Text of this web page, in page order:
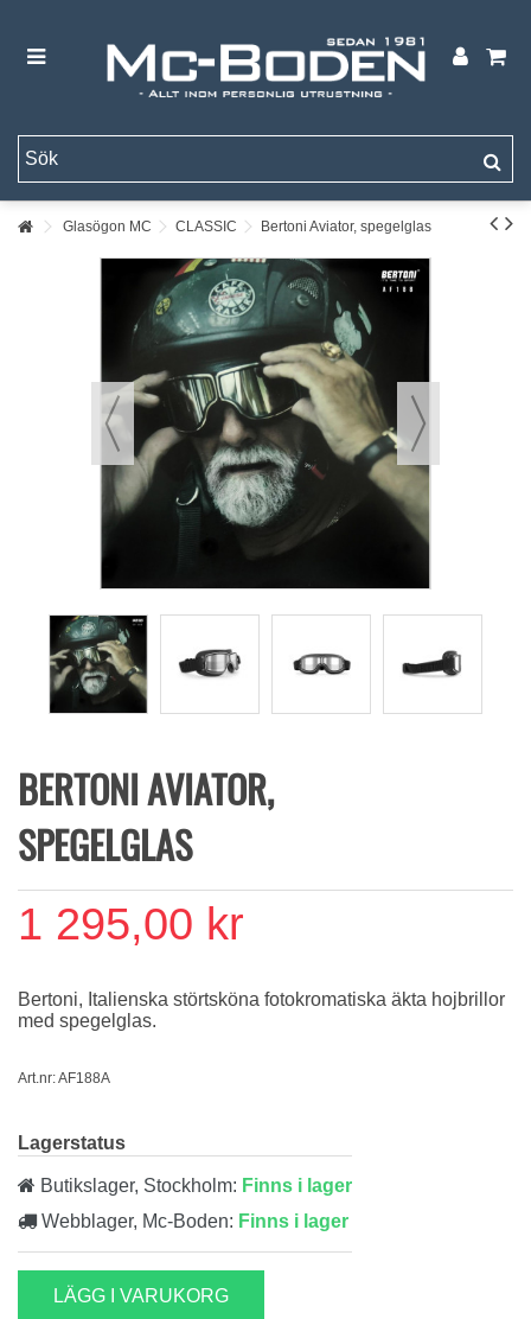
Glasögon MC CLASSIC Bertoni Aviator, spegelglas
BERTONI AVIATOR,
SPEGELGLAS
1 295,00 kr
Bertoni, Italienska störtsköna fotokromatiska äkta hojbrillor
med spegelglas.
Art.nr: AF188A
Lagerstatus
Butikslager, Stockholm: Finns i lager
Webblager, Mc-Boden: Finns i lager
LÄGG I VARUKORG